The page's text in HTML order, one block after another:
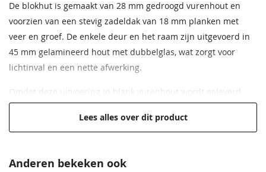
Wandhoogte
Oversteek
zijkanten
30cm
achterkant
30cm
voorkant
De blokhut is gemaakt van 28 mm gedroogd vurenhout en
voorzien van een stevig zadeldak van 18 mm planken met
veer en groef. De enkele deur en het raam zijn uitgevoerd in
45 mm gelamineerd hout met dubbelglas, wat zorgt voor
lichtinval en een nette afwerking.
Omdat deze uitvoering in blank vurenhout wordt geleverd,
kunt u de afwerking helemaal zelf bepalen. Met een beits uit
ons assortiment beschermt u het hout en geeft u de blokhut
Belangrijkste kenmerken
Lees alles over dit product
Anderen bekeken ook